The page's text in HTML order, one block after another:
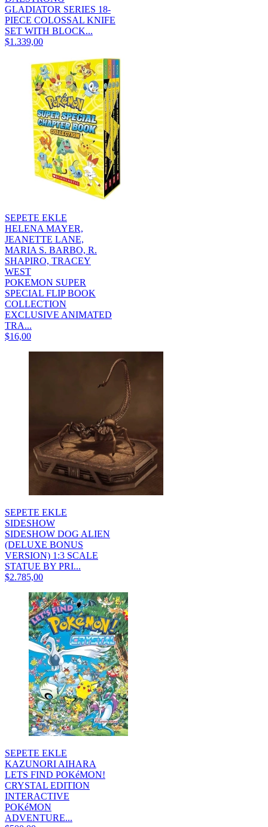
GLADIATOR SERIES 18-
PIECE COLOSSAL KNIFE
SET WITH BLOCK...
$1.339,00
SEPETE EKLE
HELENA MAYER,
JEANETTE LANE,
MARIA S. BARBO, R.
SHAPIRO, TRACEY
WEST
POKEMON SUPER
SPECIAL FLIP BOOK
COLLECTION
EXCLUSIVE ANIMATED
TRA...
$16,00
SEPETE EKLE
SIDESHOW
SIDESHOW DOG ALIEN
(DELUXE BONUS
VERSION) 1:3 SCALE
STATUE BY PRI...
$2.785,00
SEPETE EKLE
KAZUNORI AIHARA
LETS FIND POKéMON!
CRYSTAL EDITION
INTERACTIVE
POKéMON
ADVENTURE...